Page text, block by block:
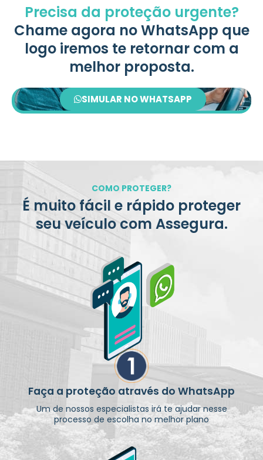
Precisa da proteção urgente?
Chame agora no WhatsApp que
logo iremos te retornar com a
melhor proposta.
SIMULAR NO WHATSAPP
COMO PROTEGER?
É muito fácil e rápido proteger
seu veículo com Assegura.
Faça a proteção através do WhatsApp
Um de nossos especialistas irá te ajudar nesse
processo de escolha no melhor plano